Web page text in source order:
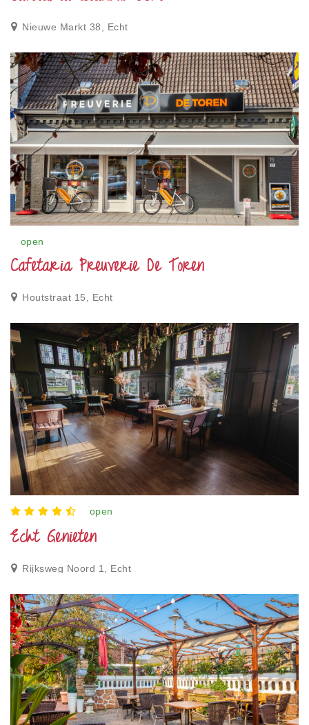
Nieuwe Markt 38, Echt
open
Cafetaria Preuverie De Toren
Houtstraat 15, Echt
open
Echt Genieten
Rijksweg Noord 1, Echt